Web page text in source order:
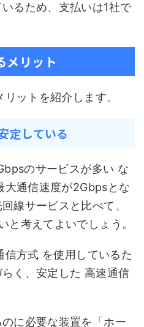
るため、支払いは1社で
メリット
ットを紹介します。
定している
のサービスが多い な
大通信速度が2Gbpsとな
線サービスと比べて、
と考えてよいでしょう。
方式 を使用しているた
く、安定した 高速通信
に必要な装置を「ホー